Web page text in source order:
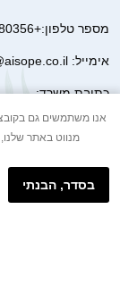
מספר טלפון:+447761980356
אימייל: sales@aisope.co.il
כתובת משרד:
41 Devonshire Street Ground Floor Office 1 London W1G 7AJ
United Kingdom
+44 7410 2065017
הודעת
מנווט באתר
בסדר, הבנתי